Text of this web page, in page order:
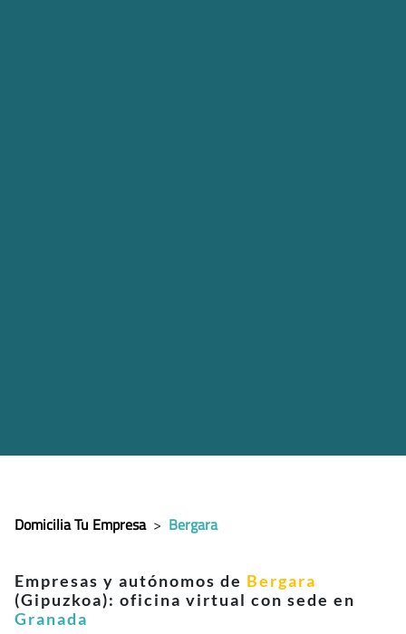
Domicilia Tu Empresa > Bergara
Empresas y autónomos de Bergara
(Gipuzkoa): oficina virtual con sede en
Granada